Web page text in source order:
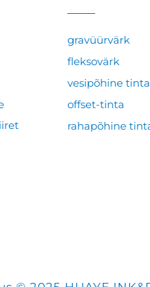
gravüürvärk
fleksovärk
vesipõhine tinta
offset-tinta
rahapõhine